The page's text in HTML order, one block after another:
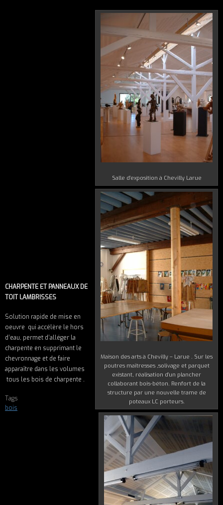
Salle d’exposition à Chevilly Larue
Maison des arts à Chevilly – Larue . Sur les
poutres maîtresses ,solivage et parquet
existant, réalisation d’un plancher
collaborant bois-béton. Renfort de la
structure par une nouvelle trame de
poteaux LC porteurs.
CHARPENTE ET PANNEAUX DE
TOIT LAMBRISSES
Solution rapide de mise en
oeuvre qui accélère le hors
d’eau, permet d’alléger la
charpente en supprimant le
chevronnage et de faire
apparaître dans les volumes
tous les bois de charpente .
Tags
bois